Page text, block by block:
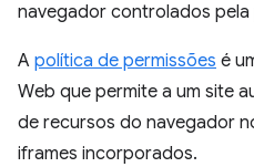
navegador controlados
A política de permissões é
Web que permite a um site
de recursos do navegador
iframes incorporados.